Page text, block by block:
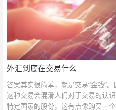
外汇到底在交易什么
答案其实很简单，就是交易“金钱”
这种交易会混淆人们对于交易的认
特定国家的股份，这有点像购买一